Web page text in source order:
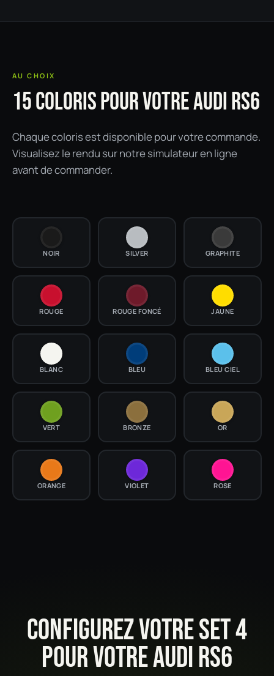
AU CHOIX
15 COLORIS POUR VOTRE AUDI RS6
Chaque coloris est disponible pour votre commande.
Visualisez le rendu sur notre simulateur en ligne
avant de commander.
NOIR SILVER GRAPHITE
ROUGE ROUGE FONCÉ JAUNE
BLANC BLEU BLEU CIEL
VERT BRONZE OR
ORANGE VIOLET ROSE
CONFIGUREZ VOTRE SET 4
POUR VOTRE AUDI RS6